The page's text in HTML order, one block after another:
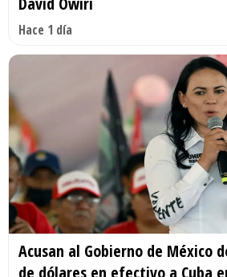
Hace 1 día
Acusan al Gobierno de México